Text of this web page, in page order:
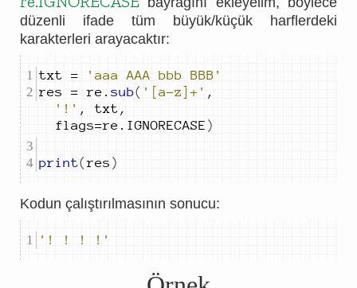
düzenli ifade tüm büyük/küçük harflerdeki
karakterleri arayacaktır:
txt =
'aaa AAA bbb BBB'
res = re . sub( '[a-z]+' ,
'!' , txt ,
flags=re . IGNORECASE )
print( res )
Kodun çalıştırılmasının sonucu:
'! ! ! !'